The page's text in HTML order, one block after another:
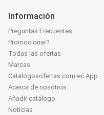
Información
Preguntas Frecuentes
Promocionar?
Todas las ofertas
Marcas
Catalogosofertas.com.ec App
Acerca de nosotros
Añadir catálogo
Noticias